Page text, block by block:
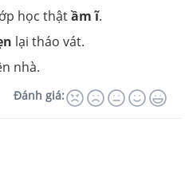
học thậtầm ĩ.
lại tháo vát.
nhà.
Đánh giá: